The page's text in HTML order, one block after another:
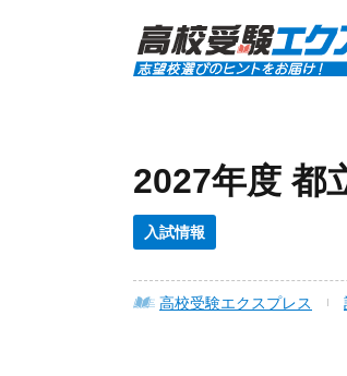
2027年度 都
入試情報
高校受験エクスプレス